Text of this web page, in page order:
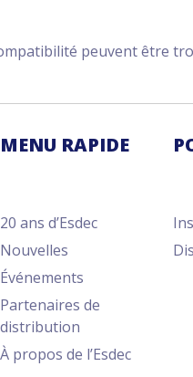
peuvent être
MENU RAPIDE
20 ans d’Esdec
Nouvelles
Événements
Partenaires de
distribution
À propos de l’Esdec